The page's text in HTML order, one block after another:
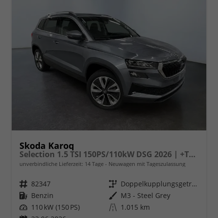
Skoda Karoq
Selection 1.5 TSI 150PS/110kW DSG 2026 | +TravelAssist +RFK & Parksensoren +Var. Gepäckraumboden
unverbindliche Lieferzeit: 14 Tage Neuwagen mit Tageszulassung
Fahrzeugnr. 82347 Getriebe
Doppelkupplungsgetriebe (DSG)
Kraftstoff Benzin Außenfarbe M3 - Steel Grey
Leistung 110 kW (150 PS) Kilometerstand 1.015 km